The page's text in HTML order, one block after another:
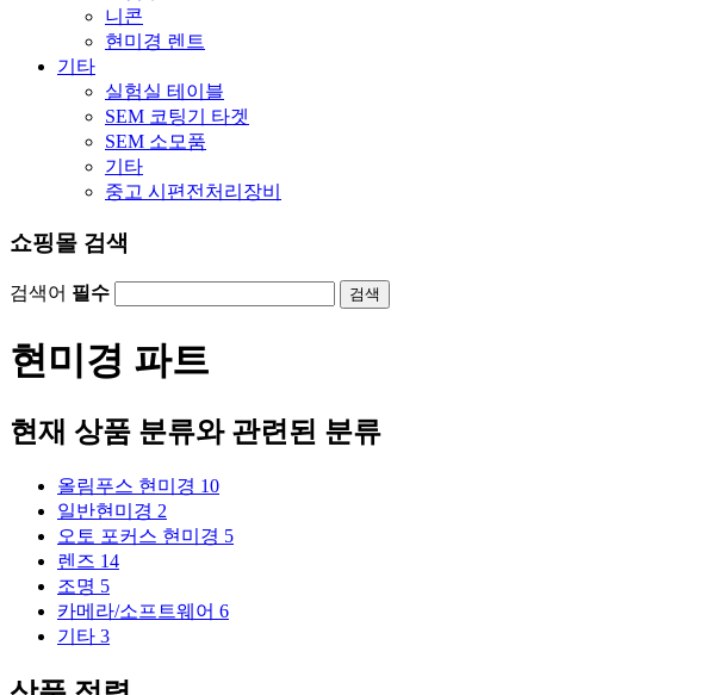
니콘
현미경 렌트
기타
실험실 테이블
SEM 코팅기 타겟
SEM 소모품
기타
중고 시편전처리장비
쇼핑몰 검색
검색어 필수 검색
현미경 파트
현재 상품 분류와 관련된 분류
올림푸스 현미경 10
일반현미경 2
오토 포커스 현미경 5
렌즈 14
조명 5
카메라/소프트웨어 6
기타 3